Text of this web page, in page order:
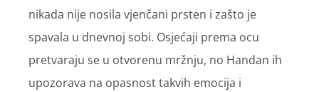
nikada nije nosila vjenčani prsten i zašto je
spavala u dnevnoj sobi. Osjećaji prema ocu
pretvaraju se u otvorenu mržnju, no Handan ih
upozorava na opasnost takvih emocija i